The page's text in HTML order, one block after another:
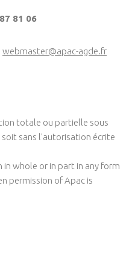
81 06
webmaster@apac-agde.fr
totale ou partielle sous
sans l'autorisation écrite
in whole or in part in any form
permission of Apac is